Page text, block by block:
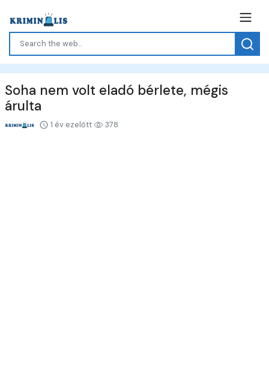
Soha nem volt eladó bérlete, mégis
árulta
1 év ezelőtt 378